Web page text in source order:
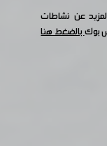
عن نشاطات
بوكبالضغط هنا